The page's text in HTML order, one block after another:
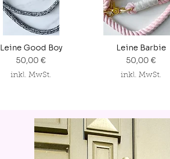
Leine Good Boy
Preis
50,00 €
inkl. MwSt.
Leine Barbie
Preis
50,00 €
inkl. MwSt.